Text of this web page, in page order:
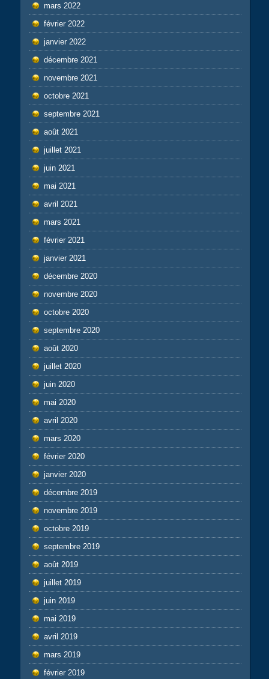
mars 2022
février 2022
janvier 2022
décembre 2021
novembre 2021
octobre 2021
septembre 2021
août 2021
juillet 2021
juin 2021
mai 2021
avril 2021
mars 2021
février 2021
janvier 2021
décembre 2020
novembre 2020
octobre 2020
septembre 2020
août 2020
juillet 2020
juin 2020
mai 2020
avril 2020
mars 2020
février 2020
janvier 2020
décembre 2019
novembre 2019
octobre 2019
septembre 2019
août 2019
juillet 2019
juin 2019
mai 2019
avril 2019
mars 2019
février 2019